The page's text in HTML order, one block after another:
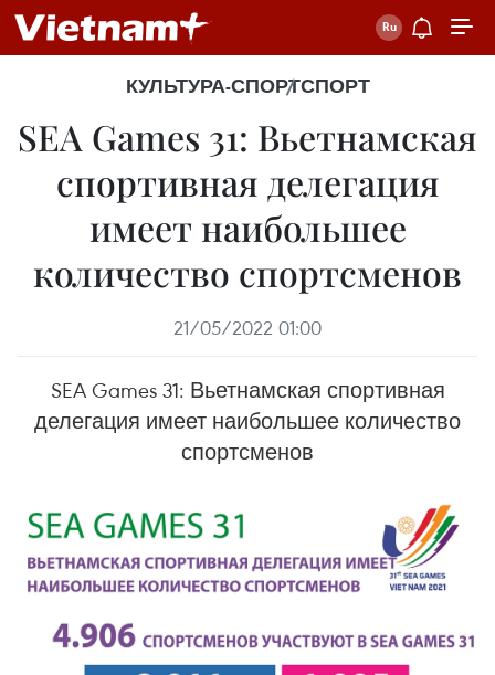
КУЛЬТУРА-СПОРТСПОРТ
SEA Games 31: Вьетнамская
спортивная делегация
имеет наибольшее
количество спортсменов
21/05/2022 01:00
SEA Games 31: Вьетнамская спортивная
делегация имеет наибольшее количество
спортсменов